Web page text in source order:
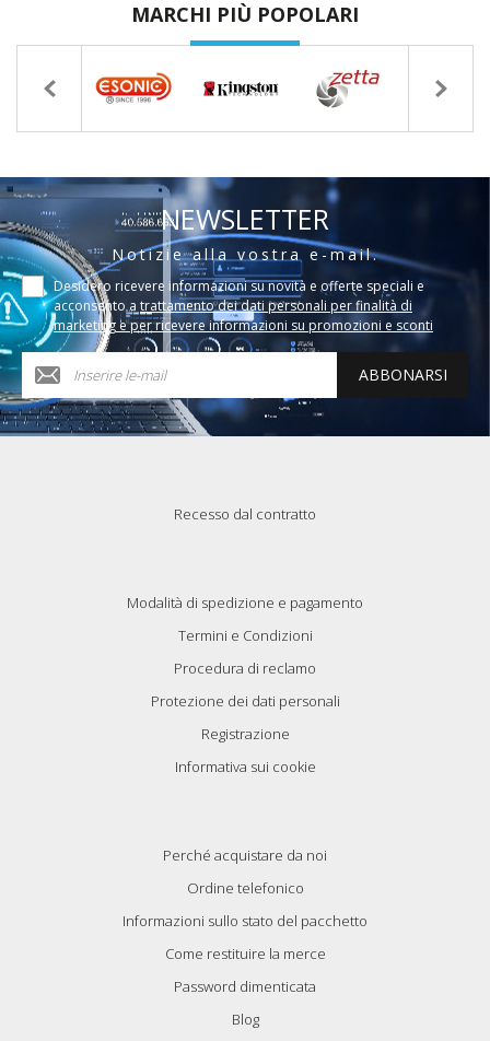
MARCHI PIÙ POPOLARI
NEWSLETTER
Notizie alla vostra e-mail.
Desidero ricevere informazioni su novità e offerte speciali e
acconsento a trattamento dei dati personali per finalità di
marketing e per ricevere informazioni su promozioni e sconti
ABBONARSI
Recesso dal contratto
Modalità di spedizione e pagamento
Termini e Condizioni
Procedura di reclamo
Protezione dei dati personali
Registrazione
Informativa sui cookie
Perché acquistare da noi
Ordine telefonico
Informazioni sullo stato del pacchetto
Come restituire la merce
Password dimenticata
Blog